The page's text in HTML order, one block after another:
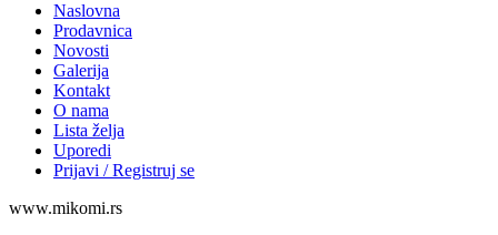
Naslovna
Prodavnica
Novosti
Galerija
Kontakt
O nama
Lista želja
Uporedi
Prijavi / Registruj se
www.mikomi.rs